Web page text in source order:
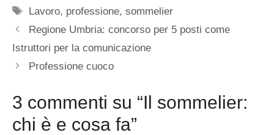
Tag
Lavoro, professione,sommelier
Regione Umbria: concorso per 5 posti come
Istruttori per la comunicazione
Professione cuoco
3 commenti su “Il sommelier:
chi è e cosa fa”